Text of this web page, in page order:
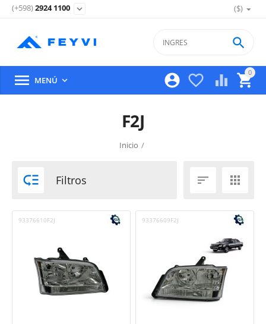
($)
(+598)2924 1100 expand_more
0

 


 MENÚ 
F2J
Inicio /
 Filtros  
93376610F2J 93376609F2J